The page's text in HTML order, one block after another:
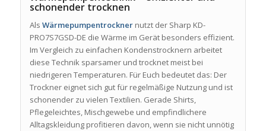
schonender trocknen
Als Wärmepumpentrocknernutzt der Sharp KD-
PRO7S7GSD-DE die Wärme im Gerät besonders effizient.
Im Vergleich zu einfachen Kondenstrocknern arbeitet
diese Technik sparsamer und trocknet meist bei
niedrigeren Temperaturen. Für Euch bedeutet das: Der
Trockner eignet sich gut für regelmäßige Nutzung und ist
schonender zu vielen Textilien. Gerade Shirts,
Pflegeleichtes, Mischgewebe und empfindlichere
Alltagskleidung profitieren davon, wenn sie nicht unnötig